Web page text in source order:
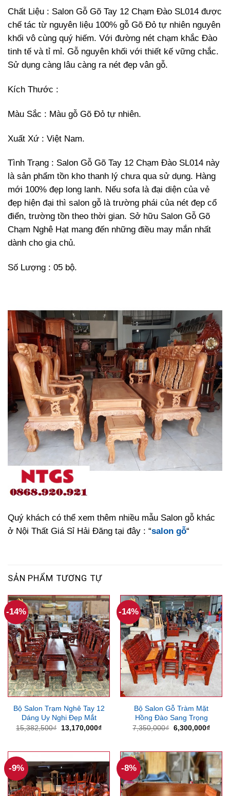
Chất Liệu : Salon Gỗ Gõ Tay 12 Chạm Đào SL014 được
chế tác từ nguyên liệu 100% gỗ Gõ Đỏ tự nhiên nguyên
khối vô cùng quý hiếm. Với đường nét chạm khắc Đào
tinh tế và tỉ mỉ. Gỗ nguyên khối với thiết kế vững chắc.
Sử dụng càng lâu càng ra nét đẹp vân gỗ.
Kích Thước :
Màu Sắc : Màu gỗ Gõ Đỏ tự nhiên.
Xuất Xứ : Việt Nam.
Tình Trạng : Salon Gỗ Gõ Tay 12 Chạm Đào SL014 này
là sản phẩm tồn kho thanh lý chưa qua sử dụng. Hàng
mới 100% đẹp long lanh. Nếu sofa là đại diện của vẻ
đẹp hiện đại thì salon gỗ là trường phái của nét đẹp cổ
điển, trường tồn theo thời gian. Sở hữu Salon Gỗ Gõ
Chạm Nghê Hạt mang đến những điều may mắn nhất
dành cho gia chủ.
Số Lượng : 05 bộ.
Quý khách có thể xem thêm nhiều mẫu Salon gỗ khác
ở Nội Thất Giá Sỉ Hải Đăng tại đây : “salon gỗ“
SẢN PHẨM TƯƠNG TỰ
-14%
Bộ Salon Trạm Nghê Tay 12
Dáng Uy Nghi Đẹp Mắt
15,382,500₫
Giá
13,170,000₫Giá
13,170,000₫.
-14%
Bộ Salon Gỗ Tràm Mặt
Hồng Đào Sang Trọng
7,350,000₫ Giá
6,300,000₫Giá
-9% -8%